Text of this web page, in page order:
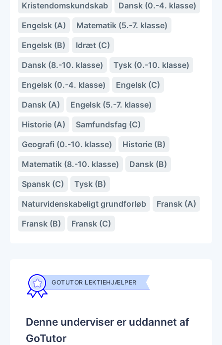
Kristendomskundskab
Dansk (0.-4. klasse)
Engelsk (A)
Matematik (5.-7. klasse)
Engelsk (B)
Idræt (C)
Dansk (8.-10. klasse)
Tysk (0.-10. klasse)
Engelsk (0.-4. klasse)
Engelsk (C)
Dansk (A)
Engelsk (5.-7. klasse)
Historie (A)
Samfundsfag (C)
Geografi (0.-10. klasse)
Historie (B)
Matematik (8.-10. klasse)
Dansk (B)
Spansk (C)
Tysk (B)
Naturvidenskabeligt grundforløb
Fransk (A)
Fransk (B)
Fransk (C)
GOTUTOR LEKTIEHJÆLPER
Denne underviser er uddannet af
GoTutor